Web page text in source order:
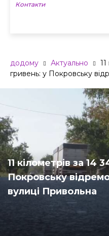
Контакти
додому Актуально
гривень: у Покровську
11 кілометрів за 14
Покровську
вулиці Привольна